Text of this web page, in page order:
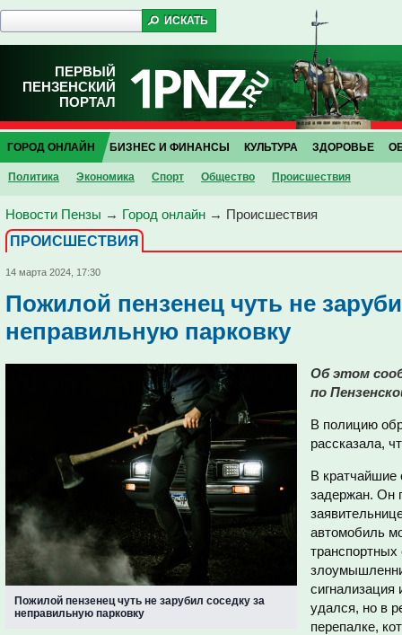
ПЕРВЫЙ
ПЕНЗЕНСКИЙ
ПОРТАЛ
ГОРОД ОНЛАЙН
Политика Экономика Спорт Общество Проиcшествия
БИЗНЕС И ФИНАНСЫ КУЛЬТУРА ЗДОРОВЬЕ
Новости Пензы → Город онлайн → Проиcшествия
ПРОИCШЕСТВИЯ
14 марта 2024, 17:30
Пожилой пензенец чуть не
неправильную парковку
Пожилой пензенец чуть не зарубил соседку за
неправильную парковку
Об этом
по
В полицию
рассказала,
В кратчайшие
задержан. Он
автомобиль
удался, но в
перепалке,